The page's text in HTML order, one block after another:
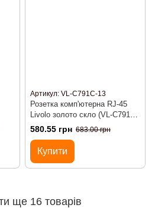
Артикул: VL-C791C-13
Розетка комп'ютерна RJ-45
Livolo золото скло (VL-C791C-
13)
580.55 грн 683.00 грн
Купити
ще 16 товарів